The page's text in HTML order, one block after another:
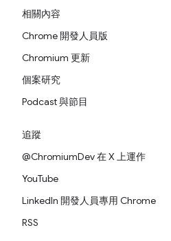
相關內容
Chrome 開發人員版
Chromium 更新
個案研究
Podcast 與節目
追蹤
@ChromiumDev 在 X 上運作
YouTube
LinkedIn 開發人員專用 Chrome
RSS